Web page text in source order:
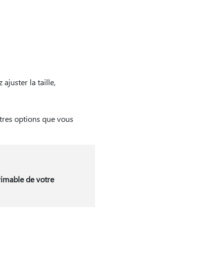
ajuster la taille,
options que vous
de votre